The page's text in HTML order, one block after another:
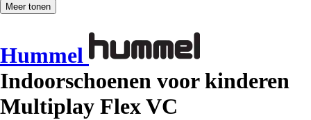
Meer tonen
Hummel
Indoorschoenen voor kinderen
Multiplay Flex VC